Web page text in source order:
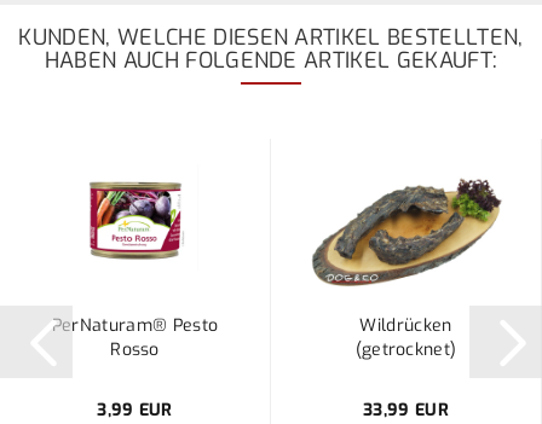
KUNDEN, WELCHE DIESEN ARTIKEL BESTELLTEN,
HABEN AUCH FOLGENDE ARTIKEL GEKAUFT:
PerNaturam® Pesto
Rosso
3,99 EUR
Wildrücken
(getrocknet)
33,99 EUR